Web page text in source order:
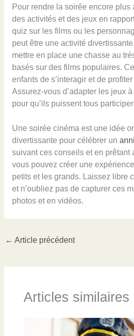
Pour rendre la soirée encore plus
des activités et des jeux en
quiz sur les films ou les
peut être une activité
mettre en place une chasse au
basés sur des films populaires.
enfants de s’interagir et de
Assurez-vous d’adapter les jeux
pour qu’ils puissent tous participer
Une soirée cinéma est une idée
divertissante pour célébrer un
suivant ces conseils et en prêtant
vous pouvez créer une
petits et les grands. Laissez libre
et n’oubliez pas de capturer ces
photos et en vidéos.
← Article précédent
Articles similaires